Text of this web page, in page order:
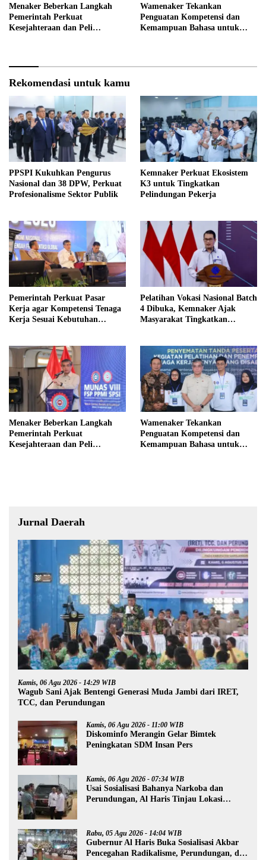
Menaker Beberkan Langkah
Pemerintah Perkuat
Kesejahteraan dan Peli
Wamenaker Tekankan
Penguatan Kompetensi dan
Kemampuan Bahasa untuk
Rekomendasi untuk kamu
PPSPI Kukuhkan Pengurus
Nasional dan 38 DPW, Perkuat
Profesionalisme Sektor Publik
Kemnaker Perkuat Ekosistem
K3 untuk Tingkatkan
Pelindungan Pekerja
Pemerintah Perkuat Pasar
Kerja agar Kompetensi Tenaga
Kerja Sesuai Kebutuhan
Pelatihan Vokasi Nasional Batch
4 Dibuka, Kemnaker Ajak
Masyarakat Tingkatkan
Menaker Beberkan Langkah
Pemerintah Perkuat
Kesejahteraan dan Peli
Wamenaker Tekankan
Penguatan Kompetensi dan
Kemampuan Bahasa untuk
Jurnal Daerah
Kamis, 06 Agu 2026 - 14:29 WIB
Wagub Sani Ajak Bentengi Generasi Muda Jambi dari IRET,
TCC, dan Perundungan
Kamis, 06 Agu 2026 - 11:00 WIB
Diskominfo Merangin Gelar Bimtek
Peningkatan SDM Insan Pers
Kamis, 06 Agu 2026 - 07:34 WIB
Usai Sosialisasi Bahanya Narkoba dan
Perundungan, Al Haris Tinjau Lokasi
Rabu, 05 Agu 2026 - 14:04 WIB
Gubernur Al Haris Buka Sosialisasi Akbar
Pencegahan Radikalisme, Perundungan, dan